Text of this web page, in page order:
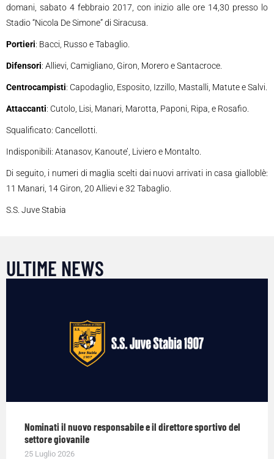
domani, sabato 4 febbraio 2017, con inizio alle ore 14,30 presso lo
Stadio “Nicola De Simone” di Siracusa.
Portieri: Bacci, Russo e Tabaglio.
Difensori: Allievi, Camigliano, Giron, Morero e Santacroce.
Centrocampisti: Capodaglio, Esposito, Izzillo, Mastalli, Matute e Salvi.
Attaccanti: Cutolo, Lisi, Manari, Marotta, Paponi, Ripa, e Rosafio.
Squalificato: Cancellotti.
Indisponibili: Atanasov, Kanoute’, Liviero e Montalto.
Di seguito, i numeri di maglia scelti dai nuovi arrivati in casa gialloblè:
11 Manari, 14 Giron, 20 Allievi e 32 Tabaglio.
S.S. Juve Stabia
ULTIME NEWS
Nominati il nuovo responsabile e il direttore sportivo del
settore giovanile
25 Luglio 2026